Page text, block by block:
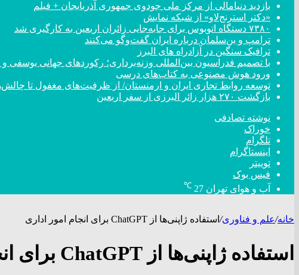
بازدید دنیامالی از مرکز ملی جودوی جمهوری آذربایجان + فیلم
«دکتر استرنج‌لاو» از شبکه نمایش
۷۳۸۰ دستگاه اتوبوس برای جابه‌جایی زائران اربعین به کارگیری شد
ترامپ و بن‌سلمان درباره ایران گفت‌و‌گو می‌کنند
ترافیک سنگین در آزادراه های البرز
با تصمیم فدراسیون بین‌المللی وزنه‌برداری؛ رکورد‌های جهانی
ورود هوش مصنوعی به کتاب‌های درسی
توسعه روابط تجاری ایران و ارمنستان/ از ظرفیت‌های مغفول تا
بازگشت ۲۷۰ هزار زائر البرزی از سفر اربعین
نوشته تصادفی
خوراک
تلگرام
اینستاگرام
توییتر
فیس بوک
آب و هوای تهران 27
℃
خانه/علم و فناوری/ استفاده ژاپنی‌ها از ChatGPT برای انجام امور اداری
استفاده ژاپنی‌ها از ChatGPT برای انجام امور اداری